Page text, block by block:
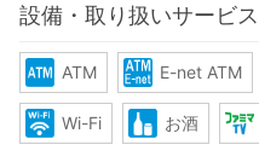
設備・取り扱いサービス
ATM E-net ATM
Wi-Fi お酒